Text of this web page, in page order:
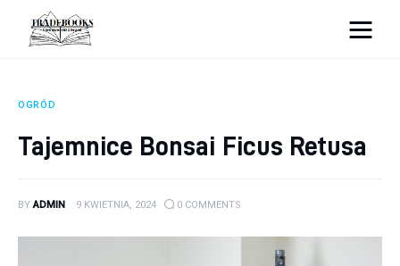
tradebooks.pl
Dom
OGRÓD
Tajemnice Bonsai Ficus Retusa
BY ADMIN 9 KWIETNIA, 2024 0 COMMENTS